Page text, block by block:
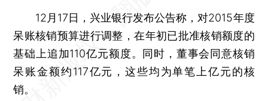
12月17日，兴业银行发布公告称，对2015年度
呆账核销预算进行调整，在年初已批准核销额度的
基础上追加110亿元额度。同时，董事会同意核销
呆账金额约117亿元，这些均为单笔上亿元的核
销。